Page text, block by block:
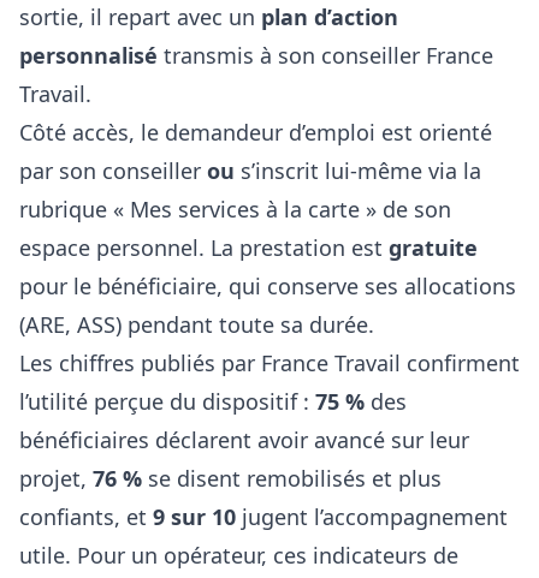
sortie, il repart avec un plan d’action
personnalisé transmis à son conseiller France
Travail.
Côté accès, le demandeur d’emploi est orienté
par son conseiller ou s’inscrit lui-même via la
rubrique « Mes services à la carte » de son
espace personnel. La prestation est gratuite
pour le bénéficiaire, qui conserve ses allocations
(ARE, ASS) pendant toute sa durée.
Les chiffres publiés par France Travail confirment
l’utilité perçue du dispositif : 75 % des
bénéficiaires déclarent avoir avancé sur leur
projet, 76 % se disent remobilisés et plus
confiants, et 9 sur 10 jugent l’accompagnement
utile. Pour un opérateur, ces indicateurs de